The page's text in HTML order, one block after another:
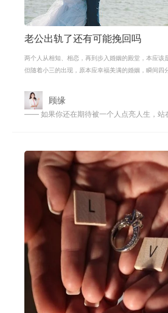
老公出轨了还有可能挽回吗
两个人从相知、相恋，再到步入婚姻的殿堂，本应该
但随着小三的出现，原本应幸福美满的婚姻，瞬间四
顾缘
—— 如果你还在期待被一个人点亮人生，站